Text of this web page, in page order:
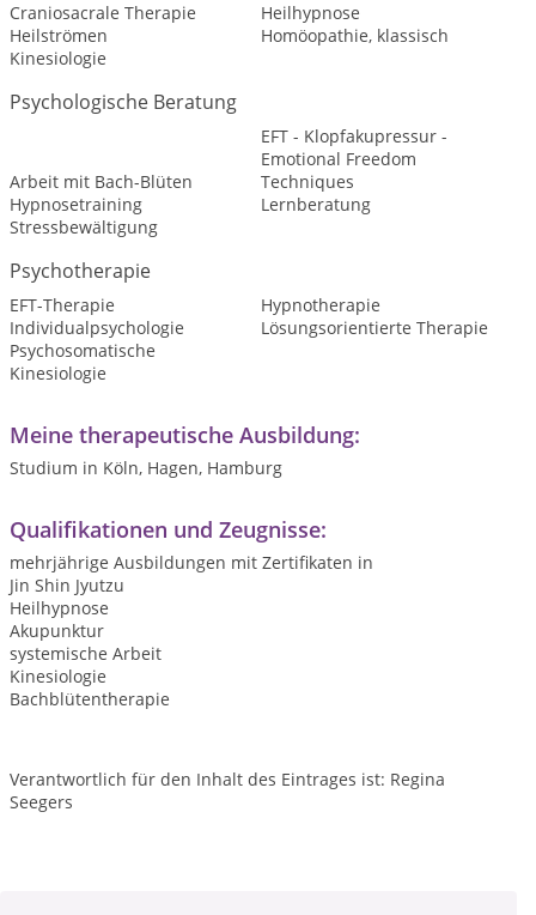
Craniosacrale Therapie
Heilhypnose
Heilströmen
Homöopathie, klassisch
Kinesiologie
Psychologische Beratung
Arbeit mit Bach-Blüten
EFT - Klopfakupressur -
Emotional Freedom
Techniques
Hypnosetraining
Lernberatung
Stressbewältigung
Psychotherapie
EFT-Therapie
Hypnotherapie
Individualpsychologie
Lösungsorientierte Therapie
Psychosomatische
Kinesiologie
Meine therapeutische Ausbildung:
Studium in Köln, Hagen, Hamburg
Qualifikationen und Zeugnisse:
mehrjährige Ausbildungen mit Zertifikaten in
Jin Shin Jyutzu
Heilhypnose
Akupunktur
systemische Arbeit
Kinesiologie
Bachblütentherapie
Verantwortlich für den Inhalt des Eintrages ist: Regina
Seegers